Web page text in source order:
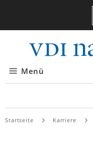
Menü
Startseite Karriere